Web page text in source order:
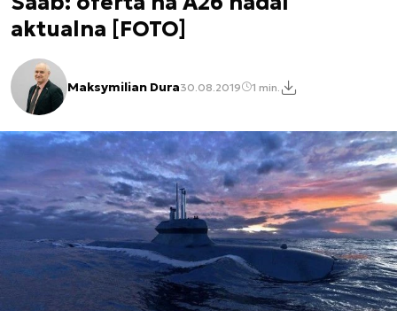
aktualna [FOTO]
Maksymilian Dura30.08.2019 1 min.